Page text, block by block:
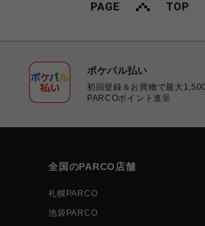
ポケパル払い
初回登録＆お買物で最大
PARCOポイント進呈
全国のPARCO店舗
札幌PARCO
池袋PARCO